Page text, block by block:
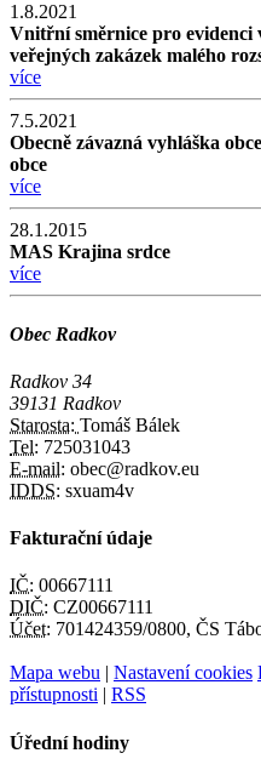
1.8.2021
Vnitřní směrnice pro evidenci
veřejných zakázek malého
více
7.5.2021
Obecně závazná vyhláška
obce
více
28.1.2015
MAS Krajina srdce
více
Obec Radkov
Radkov 34
39131 Radkov
Starosta: Tomáš Bálek
Tel: 725031043
E-mail: obec@radkov.eu
IDDS: sxuam4v
Fakturační údaje
IČ: 00667111
DIČ: CZ00667111
Účet: 701424359/0800, ČS
Mapa webu | Nastavení cookies
přístupnosti | RSS
Úřední hodiny